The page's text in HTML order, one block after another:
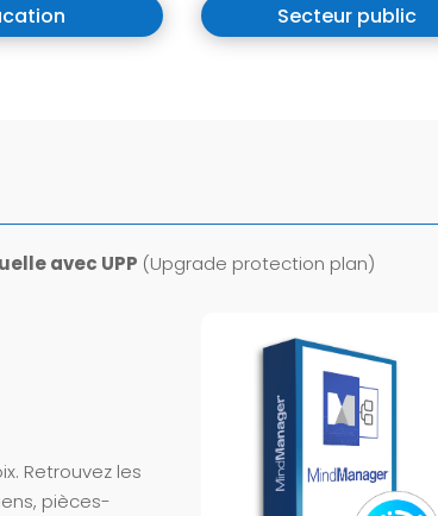
Mapping
Secteur public
avec UPP (Upgrade protection plan)
Retrouvez les
pièces-